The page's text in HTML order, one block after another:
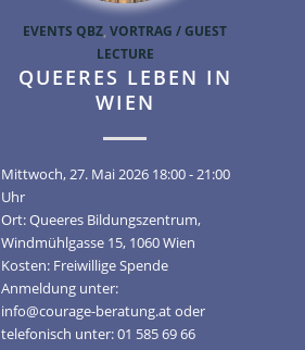
EVENTS QBZ,VORTRAG / GUEST
LECTURE
QUEERES LEBEN IN
WIEN
Mittwoch, 27. Mai 2026 18:00 - 21:00
Uhr
Ort: Queeres Bildungszentrum,
Windmühlgasse 15, 1060 Wien
Kosten: Freiwillige Spende
Anmeldung unter:
info@courage-beratung.at oder
telefonisch unter: 01 585 69 66